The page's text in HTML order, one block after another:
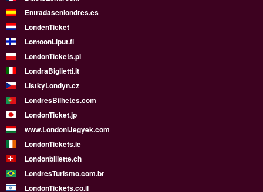
Entradasenlondres.es
LondenTicket
LontoonLiput.fi
LondonTickets.pl
LondraBiglietti.it
ListkyLondyn.cz
LondresBilhetes.com
LondonTicket.jp
www.LondoniJegyek.com
LondonTickets.ie
Londonbillette.ch
LondresTurismo.com.br
LondonTickets.co.il